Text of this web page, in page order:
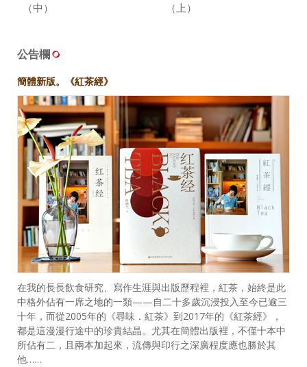
（中）
（上）
公告欄
簡體新版。《紅茶經》
在我的長長飲食研究、寫作生涯與出版歷程裡，紅茶，始終是此
中格外佔有一席之地的一類——自二十多歲沉浸投入至今已逾三
十年，而從2005年的《尋味．紅茶》到2017年的《紅茶經》，
都是這漫漫行途中的珍貴結晶。尤其在簡體出版裡，不僅十本中
所佔有二，且兩本加起來，流傳與印行之深廣程度應也勝於其
他……